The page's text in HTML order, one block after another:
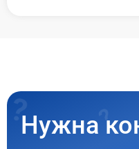
Нужна